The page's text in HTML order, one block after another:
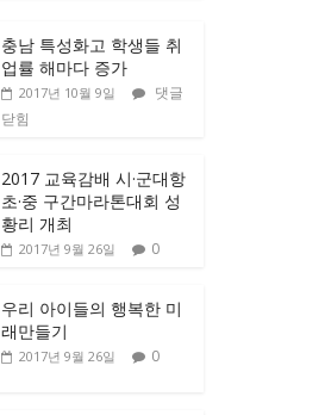
충남 특성화고 학생들 취
업률 해마다 증가
2017년 10월 9일
댓글
닫힘
2017 교육감배 시·군대항
초·중 구간마라톤대회 성
황리 개최
2017년 9월 26일 0
우리 아이들의 행복한 미
래만들기
2017년 9월 26일 0